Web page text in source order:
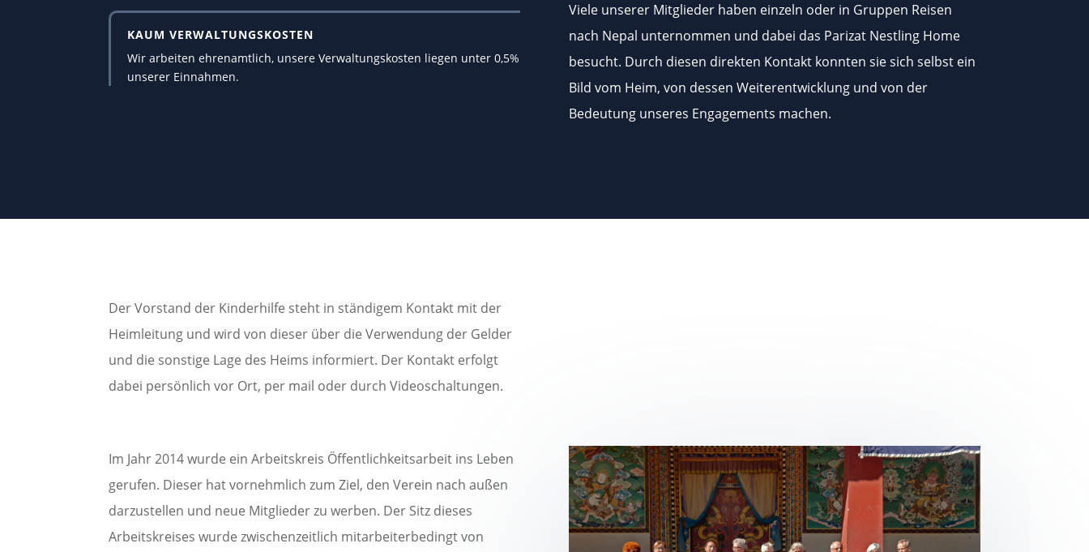
KAUM VERWALTUNGSKOSTEN
Wir arbeiten ehrenamtlich, unsere Verwaltungskosten liegen unter 0,5%
unserer Einnahmen.
Viele unserer Mitglieder haben einzeln oder in Gruppen Reisen
nach Nepal unternommen und dabei das Parizat Nestling Home
besucht. Durch diesen direkten Kontakt konnten sie sich selbst ein
Bild vom Heim, von dessen Weiterentwicklung und von der
Bedeutung unseres Engagements machen.
Der Vorstand der Kinderhilfe steht in ständigem Kontakt mit der
Heimleitung und wird von dieser über die Verwendung der Gelder
und die sonstige Lage des Heims informiert. Der Kontakt erfolgt
dabei persönlich vor Ort, per mail oder durch Videoschaltungen.
Im Jahr 2014 wurde ein Arbeitskreis Öffentlichkeitsarbeit ins Leben
gerufen. Dieser hat vornehmlich zum Ziel, den Verein nach außen
darzustellen und neue Mitglieder zu werben. Der Sitz dieses
Arbeitskreises wurde zwischenzeitlich mitarbeiterbedingt von